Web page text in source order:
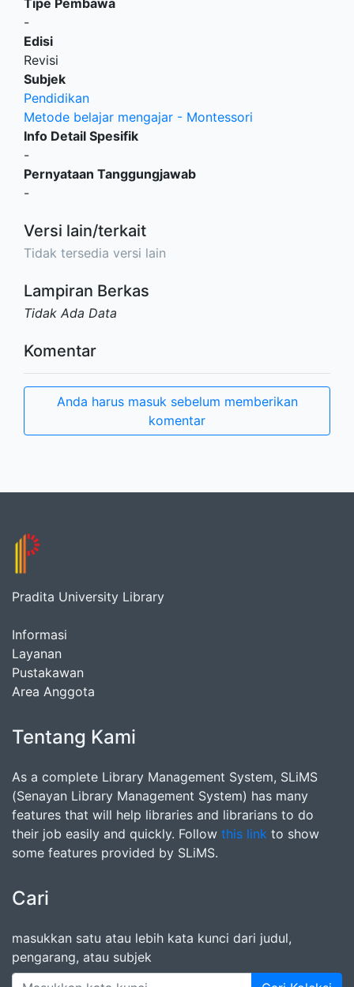
Tipe Pembawa
-
Edisi
Revisi
Subjek
Pendidikan
Metode belajar mengajar - Montessori
Info Detail Spesifik
-
Pernyataan Tanggungjawab
-
Versi lain/terkait
Tidak tersedia versi lain
Lampiran Berkas
Tidak Ada Data
Komentar
Anda harus masuk sebelum memberikan
komentar
Pradita University Library
Informasi
Layanan
Pustakawan
Area Anggota
Tentang Kami
As a complete Library Management System, SLiMS
(Senayan Library Management System) has many
features that will help libraries and librarians to do
their job easily and quickly. Follow this link to show
some features provided by SLiMS.
Cari
masukkan satu atau lebih kata kunci dari judul,
pengarang, atau subjek